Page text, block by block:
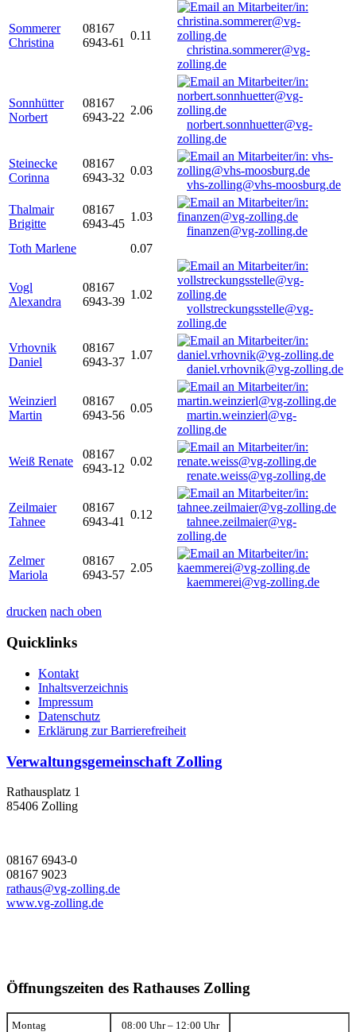
Sommerer
Christina
08167
6943-61
0.11
christina.sommerer@vg-
zolling.de
Sonnhütter
Norbert
08167
6943-22
2.06
norbert.sonnhuetter@vg-
zolling.de
Steinecke
Corinna
08167
6943-32
0.03
vhs-zolling@vhs-moosburg.de
Thalmair
Brigitte
08167
6943-45
1.03
finanzen@vg-zolling.de
Toth Marlene
0.07
Vogl
Alexandra
08167
6943-39
1.02
vollstreckungsstelle@vg-
zolling.de
Vrhovnik
Daniel
08167
6943-37
1.07
daniel.vrhovnik@vg-zolling.de
Weinzierl
Martin
08167
6943-56
0.05
martin.weinzierl@vg-
zolling.de
Weiß Renate
08167
6943-12
0.02
renate.weiss@vg-zolling.de
Zeilmaier
Tahnee
08167
6943-41
0.12
tahnee.zeilmaier@vg-
zolling.de
Zelmer
Mariola
08167
6943-57
2.05
kaemmerei@vg-zolling.de
drucken nach oben
Quicklinks
Kontakt
Inhaltsverzeichnis
Impressum
Datenschutz
Erklärung zur Barrierefreiheit
Verwaltungsgemeinschaft Zolling
Rathausplatz 1
85406 Zolling
08167 6943-0
08167 9023
rathaus@vg-zolling.de
www.vg-zolling.de
Öffnungszeiten des Rathauses Zolling
Montag 08:00 Uhr – 12:00 Uhr